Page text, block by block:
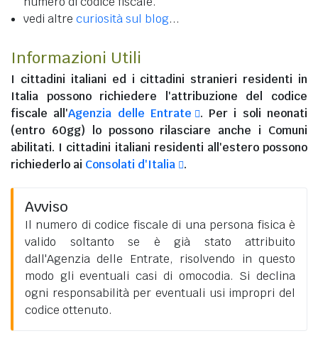
vedi altre curiosità sul blog...
Informazioni Utili
I cittadini italiani ed i cittadini stranieri residenti in
Italia possono richiedere l'attribuzione del codice
fiscale all'Agenzia delle Entrate
. Per i soli neonati
(entro 60gg) lo possono rilasciare anche i Comuni
abilitati. I cittadini italiani residenti all'esteropossono
richiederlo ai Consolati d'Italia .
Avviso
Il numero di codice fiscale di una persona fisica è
valido soltanto se è già stato attribuito
dall'Agenzia delle Entrate, risolvendo in questo
modo gli eventuali casi di omocodia. Si declina
ogni responsabilità per eventuali usi impropri del
codice ottenuto.